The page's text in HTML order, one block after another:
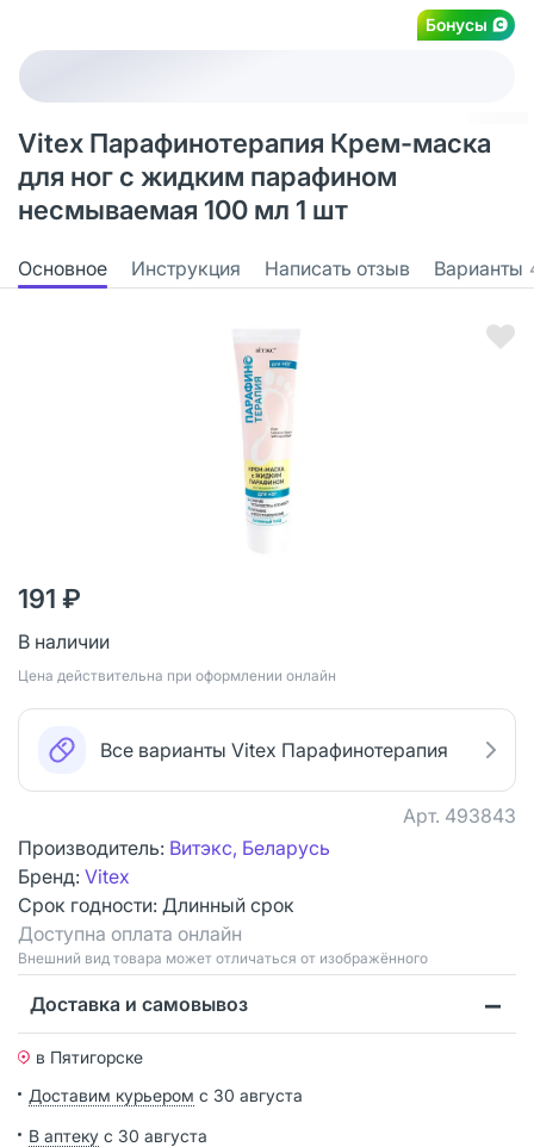
Бонусы
Vitex Парафинотерапия Крем-маска
для ног с жидким парафином
несмываемая 100 мл 1 шт
Основное Инструкция Написать отзыв Варианты
191 ₽
В наличии
Цена действительна при оформлении онлайн
Все варианты Vitex Парафинотерапия
Арт. 493843
Производитель: Витэкс, Беларусь
Бренд: Vitex
Срок годности: Длинный срок
Доступна оплата онлайн
Bнешний вид товара может отличаться от изображённого
Доставка и самовывоз
в Пятигорске
Доставим курьером с 30 августа
В аптеку с 30 августа